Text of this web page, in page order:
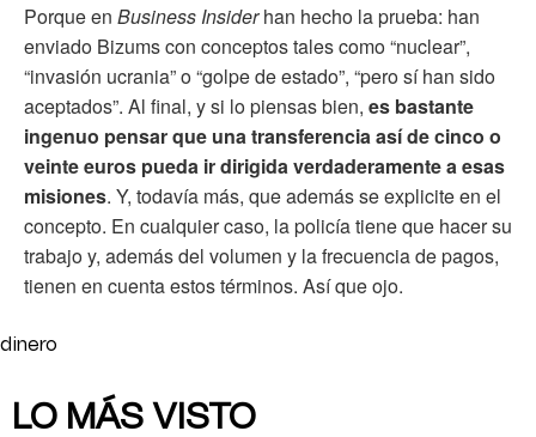
Porque en Business Insiderhan hecho la prueba: han
enviado Bizums con conceptos tales como “nuclear”,
“invasión ucrania” o “golpe de estado”, “pero sí han sido
aceptados”. Al final, y si lo piensas bien, es bastante
ingenuo pensar que una transferencia así de cinco o
veinte euros pueda ir dirigida verdaderamente a esas
misiones. Y, todavía más, que además se explicite en el
concepto. En cualquier caso, la policía tiene que hacer su
trabajo y, además del volumen y la frecuencia de pagos,
tienen en cuenta estos términos. Así que ojo.
dinero
LO MÁS VISTO